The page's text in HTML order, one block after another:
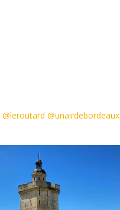
@leroutard @unairdebordeaux